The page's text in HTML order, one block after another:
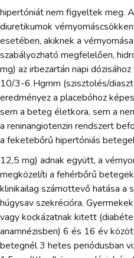
hipertóniát nem figyeltek meg.
diuretikumok
esetében, akiknek a
szabályozható megfelelően,
mg) az irbezartán napi
10/3-6 Hgmm (szisztolés/
eredményez a placebóhoz
sem a beteg életkora, sem a
a reninangiotenzin rendszert
a feketebőrű hipertóniás
12,5 mg) adnak együtt, a
megközelíti a fehérbőrű
klinikailag számottevő hatása a
húgysav szekrécióra.
vagy kockázatnak kitett
anamnézisben) 6 és 16 év
betegnél 3 hetes periódusban